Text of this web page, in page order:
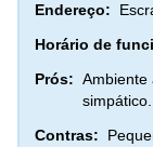
Endereço:
Horário de
Prós: Ambiente
simpático.
Contras: